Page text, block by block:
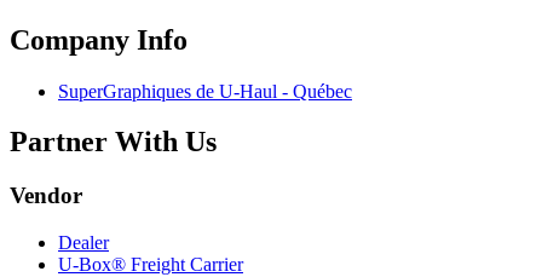
Company Info
SuperGraphiques de U-Haul - Québec
Partner With Us
Vendor
Dealer
U-Box® Freight Carrier